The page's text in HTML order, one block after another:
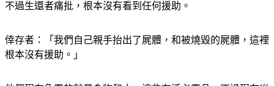
不過生還者痛批，根本沒有看到任何援助。
倖存者：「我們自己親手抬出了屍體，和被燒毀的屍體，這裡
根本沒有援助。」